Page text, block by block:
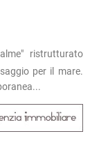
ristrutturato
per il mare.